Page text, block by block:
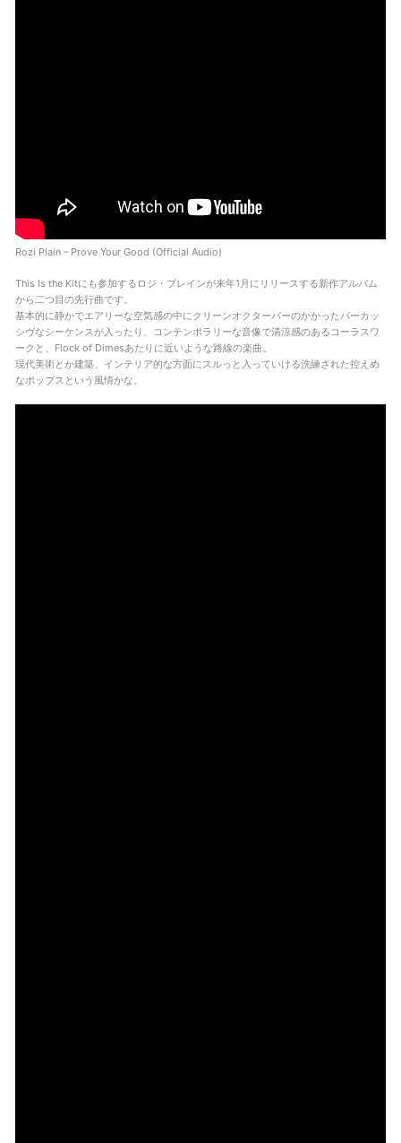
Rozi Plain – Prove Your Good (Official Audio)
This Is the Kitにも参加するロジ・プレインが来年1月にリリースする新作アルバム
から二つ目の先行曲です。
基本的に静かでエアリーな空気感の中にクリーンオクターバーのかかったパーカッ
シヴなシーケンスが入ったり、コンテンポラリーな音像で清涼感のあるコーラスワ
ークと、Flock of Dimesあたりに近いような路線の楽曲。
現代美術とか建築、インテリア的な方面にスルっと入っていける洗練された控えめ
なポップスという風情かな。